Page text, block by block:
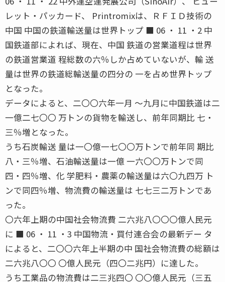
レット・パッカード、 Printromixは、ＲＦＩＤ技術の
中国 中国の鉄道輸送量は世界トップ ■ 06 ・ 11 ・2 中
国鉄道部によれば、現在、中国 鉄道の営業道程は世界
の鉄道営業道 程総数の六％しか占めていないが、輸 送
量は世界の鉄道総輸送量の四分の 一を占め世界トップ
となった。
データによると、二〇〇六年一月 〜九月に中国鉄道は二
一億二七〇〇 万トンの貨物を輸送し、前年同期比 七・
三％増となった。
うち石炭輸送 量は一〇億一七〇〇万トンで前年同 期比
八・三％増、石油輸送量は一億 一六〇〇万トンで同
四・四％増、化 学肥料・農薬の輸送量は六〇九四万 ト
ンで同四％増、物流費の輸送量は 七七三二万トンであ
った。
〇六年上期の中国社会物流費 二六兆八〇〇〇億人民元
に ■ 06 ・ 11 ・3 中国物流・買付連合会の最新デー タ
によると、二〇〇六年上半期の中 国社会物流費の総額は
二六兆八〇〇 〇億人民元（四〇二兆円）に達した。
うち工業品の物流費は二三兆四〇 〇〇億人民元（三五